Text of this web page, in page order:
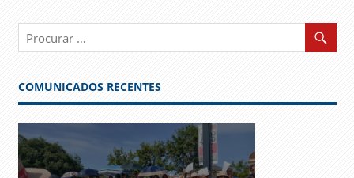
COMUNICADOS RECENTES